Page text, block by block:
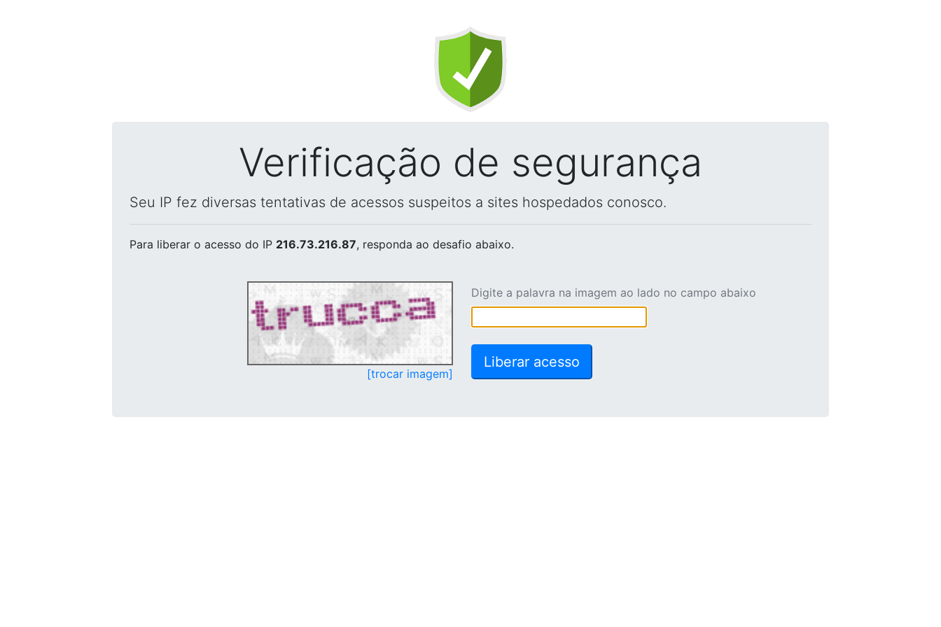
Verificação de segurança
Seu IP fez diversas tentativas de acessos suspeitos a sites hospedados conosco.
Para liberar o acesso do IP 216.73.216.87, responda ao desafio abaixo.
[trocar imagem]
Digite a palavra na imagem ao lado no campo abaixo